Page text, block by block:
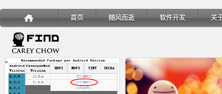
首页 随风而逝 软件开发 关